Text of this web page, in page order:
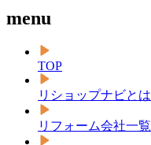
menu
TOP
リショップナビとは
リフォーム会社一覧